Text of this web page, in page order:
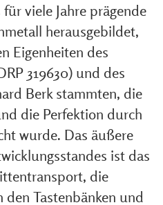
viele Jahre prägende
herausgebildet,
Eigenheiten des
319630) und des
Berk stammten, die
die Perfektion durch
wurde. Das äußere
ist das
die
den Tastenbänken und